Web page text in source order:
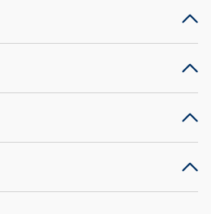
Bauarbeiten am
der Bahnstraße in
den